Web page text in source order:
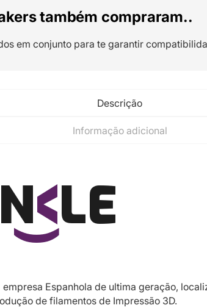
também compraram..
em conjunto para te garantir
Descrição
Informação adicional
empresa Espanhola de ultima geração,
de filamentos de Impressão 3D.